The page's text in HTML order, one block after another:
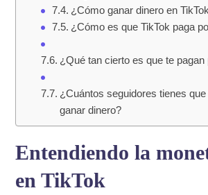
¿Cómo ganar dinero en
¿Cómo es que TikTok paga
¿Qué tan cierto es que te pagan
¿Cuántos seguidores tienes
ganar dinero?
Entendiendo la
en TikTok